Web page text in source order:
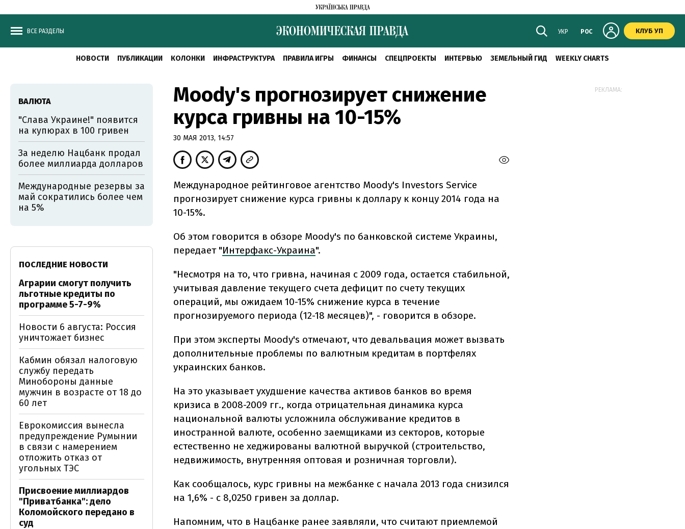
ВСЕ РАЗДЕЛЫ УКР РОС КЛУБ УП
НОВОСТИ ПУБЛИКАЦИИ КОЛОНКИ ИНФРАСТРУКТУРА ПРАВИЛА ИГРЫ ФИНАНСЫ СПЕЦПРОЕКТЫ ИНТЕРВЬЮ ЗЕМЕЛЬНЫЙ ГИД WEEKLY CHARTS
Moody's прогнозирует снижение
курса гривны на 10-15%
30 МАЯ 2013, 14:57
Международное рейтинговое агентство Moody's Investors Service
прогнозирует снижение курса гривны к доллару к концу 2014 года на
10-15%.
Об этом говорится в обзоре Moody's по банковской системе Украины,
передает "Интерфакс-Украина".
"Несмотря на то, что гривна, начиная с 2009 года, остается стабильной,
учитывая давление текущего счета дефицит по счету текущих
операций, мы ожидаем 10-15% снижение курса в течение
прогнозируемого периода (12-18 месяцев)", - говорится в обзоре.
При этом эксперты Moody's отмечают, что девальвация может вызвать
дополнительные проблемы по валютным кредитам в портфелях
украинских банков.
На это указывает ухудшение качества активов банков во время
кризиса в 2008-2009 гг., когда отрицательная динамика курса
национальной валюты усложнила обслуживание кредитов в
иностранной валюте, особенно заемщиками из секторов, которые
естественно не хеджированы валютной выручкой (строительство,
недвижимость, внутренняя оптовая и розничная торговли).
Как сообщалось, курс гривны на межбанке с начала 2013 года снизился
на 1,6% - с 8,0250 гривен за доллар.
Напомним, что в Нацбанке ранее заявляли, что считают приемлемой
ВАЛЮТА
"Слава Украине!" появится
на купюрах в 100 гривен
За неделю Нацбанк продал
более миллиарда долларов
Международные резервы за
май сократились более чем
на 5%
ПОСЛЕДНИЕ НОВОСТИ
Аграрии смогут получить
льготные кредиты по
программе 5-7-9%
Новости 6 августа: Россия
уничтожает бизнес
Кабмин обязал налоговую
службу передать
Минобороны данные
мужчин в возрасте от 18 до
60 лет
Еврокомиссия вынесла
предупреждение Румынии
в связи с намерением
отложить отказ от
угольных ТЭС
Присвоение миллиардов
"Приватбанка": дело
Коломойского передано в
суд
РЕКЛАМА: